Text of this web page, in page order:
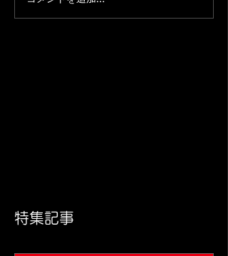
鶴海会海星OB会2023忘
特集記事